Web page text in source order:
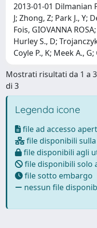
2013-01-01 Dilmanian
J; Zhong, Z; Park J., Y;
Fois, GIOVANNA
Hurley S., D;
Coyle P., K; Meek A.,
Mostrati risultati da 1 a 3
di 3
Legenda icone
file ad accesso
file disponibili
file disponibili agli
file disponibili solo
file sotto embargo
nessun file